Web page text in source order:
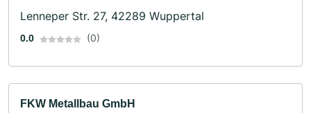
Lenneper Str. 27, 42289 Wuppertal
0.0 (0)
FKW Metallbau GmbH